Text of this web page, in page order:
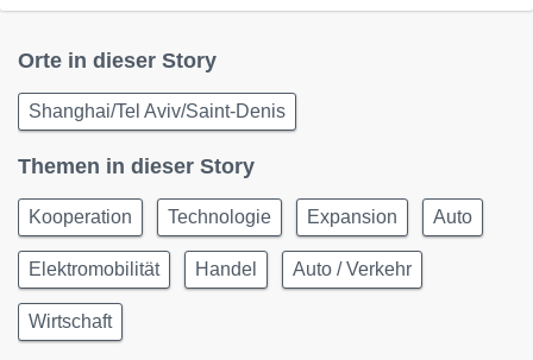
Orte in dieser Story
Shanghai/Tel Aviv/Saint-Denis
Themen in dieser Story
Kooperation Technologie Expansion Auto
Elektromobilität Handel Auto / Verkehr
Wirtschaft